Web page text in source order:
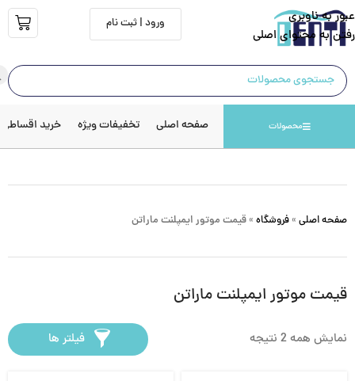
عبور به ناوبری
رفتن به محتوای اصلی
ورود | ثبت نام
محصولات صفحه اصلی تخفیفات ویژه خرید اقساطی
صفحه اصلی » فروشگاه » قیمت موتور ایمپلنت ماراتن
قیمت موتور ایمپلنت ماراتن
نمایش همه 2 نتیجه فیلتر ها